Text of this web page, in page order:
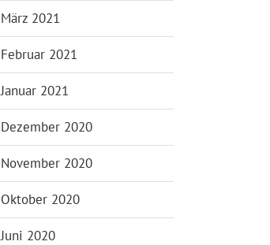
März 2021
Februar 2021
Januar 2021
Dezember 2020
November 2020
Oktober 2020
Juni 2020